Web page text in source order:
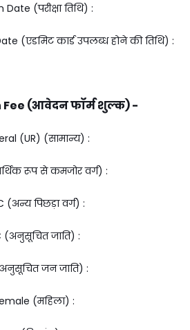
Date (परीक्षा तिथि) :
(एडमिट कार्ड उपलब्ध होने की तिथि) :
(आवेदन फॉर्म शुल्क) -
(UR) (सामान्य) :
रूप से कमजोर वर्ग) :
(अन्य पिछड़ा वर्ग) :
(अनुसूचित जाति) :
जन जाति) :
(महिला) :